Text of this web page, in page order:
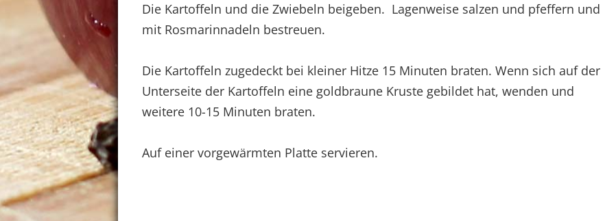
Die Kartoffeln und die Zwiebeln beigeben. Lagenweise salzen und pfeffern und
mit Rosmarinnadeln bestreuen.
Die Kartoffeln zugedeckt bei kleiner Hitze 15 Minuten braten. Wenn sich auf der
Unterseite der Kartoffeln eine goldbraune Kruste gebildet hat, wenden und
weitere 10-15 Minuten braten.
Auf einer vorgewärmten Platte servieren.